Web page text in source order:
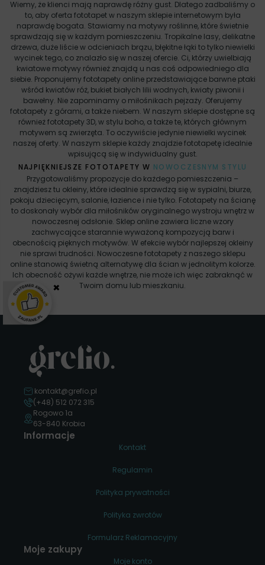
Wiemy, że klienci mają naprawdę różny gust. Dlatego zadbaliśmy o
to, aby oferta fototapet w naszym sklepie internetowym była
naprawdę bogata. Stawiamy na motywy roślinne, które świetnie
sprawdzają się w każdym pomieszczeniu. Tropikalne lasy, delikatne
drzewa, duże liście w odcieniach brązu, błękitne łąki to tylko niewielki
wycinek tego, co znalazło się w naszej ofercie. Ci, którzy uwielbiają
kwiatowe motywy również znajdą u nas coś odpowiedniego dla
siebie. Proponujemy fototapety online przedstawiające barwne ptaki
wśród kwiatów róż, bukiet białych lilii wodnych, kwiaty piwonii i
bawełny. Nie zapominamy o miłośnikach pejzaży. Oferujemy
fototapety z górami, a także niebem. W naszym sklepie dostępne są
również fototapety 3D, w stylu boho, a także te, których głównym
motywem są zwierzęta. To oczywiście jedynie niewielki wycinek
naszej oferty. W naszym sklepie każdy znajdzie fototapetę idealnie
wpisującą się w indywidualny gust.
NAJPIĘKNIEJSZE FOTOTAPETY W NOWOCZESNYM STYLU
Przygotowaliśmy propozycje do każdego pomieszczenia –
znajdziesz tu okleiny, które idealnie sprawdzą się w sypialni, biurze,
pokoju dziecięcym, salonie, łazience i nie tylko. Fototapety na ścianę
to doskonały wybór dla miłośników oryginalnego wystroju wnętrz w
nowoczesnej odsłonie. Sklep online zawiera liczne wzory
zachwycające starannie wyważoną kompozycją barw i
obecnością pięknych motywów. W efekcie wybór najlepszej okleiny
nie sprawi trudności. Nowoczesne fototapety z naszego sklepu
online stanowią świetną alternatywę dla ścian w jednolitym kolorze.
Ich obecność ożywi każde wnętrze, nie może ich więc zabraknąć w
Twoim domu lub mieszkaniu.
kontakt@grefio.pl
(+48) 512 072 315
Rogowo 1a
63-840 Krobia
Informacje
Kontakt
Regulamin
Polityka prywatności
Polityka zwrotów
Formularz Reklamacyjny
Moje zakupy
Moje konto
×